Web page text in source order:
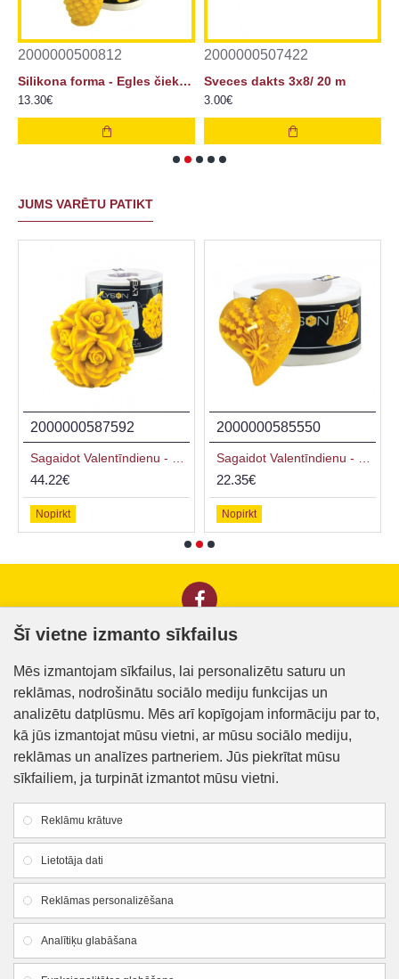
2000000500812
Silikona forma - Egles čiekurs 8 cm
13.30€
2000000507422
Sveces dakts 3x8/ 20 m
3.00€
JUMS VARĒTU PATIKT
2000000587592
44.22€
Nopirkt
2000000585550
22.35€
Nopirkt
Informācija klientiem
Kontakti
Piegāde un apmaksa
Preču iegādes nosacījumi
Atteikuma veidlapa
Firmas rekvizīti
SIA "Lauku apgāds un meliorācija"
Reg. Nr.:44103005426
Šī vietne izmanto sīkfailus
Mēs izmantojam sīkfailus, lai personalizētu saturu un
reklāmas, nodrošinātu sociālo mediju funkcijas un
analizētu datplūsmu. Mēs arī kopīgojam informāciju par to,
kā jūs izmantojat mūsu vietni, ar mūsu sociālo mediju,
reklāmas un analīzes partneriem. Jūs piekrītat mūsu
sīkfailiem, ja turpināt izmantot mūsu vietni.
Reklāmu krātuve
Lietotāja dati
Reklāmas personalizēšana
Analītiķu glabāšana